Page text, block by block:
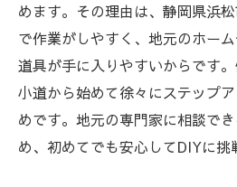
DIYに必要な道具と材
術
浜松外構工事の準備で
項目
外構工事前に知ってお
めます。その理由は、静岡県浜
で作業がしやすく、地元のホー
道具が手に入りやすいからです
小道から始めて徐々にステップ
めです。地元の専門家に相談で
め、初めてでも安心してDIYに挑